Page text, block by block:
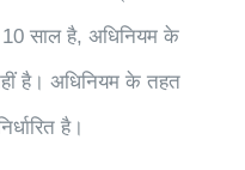
साल है, अधिनियम के
है। अधिनियम के तहत
है।